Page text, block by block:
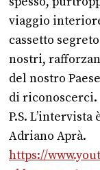
viaggio
cassetto
nostri,
del nostro
di riconoscerci.
P.S.
Adriano Aprà.
https://